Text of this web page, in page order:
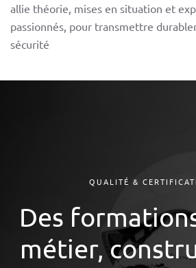
allie théorie, mises en situation et
passionnés, pour transmettre
sécurité
QUALITÉ &
Des
métier,